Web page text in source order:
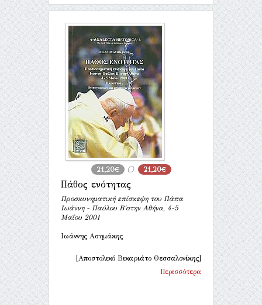
21,20€ 21,20€
Πάθος ενότητας
Προσκυνηματική επίσκεψη του Πάπα
Ιωάννη - Παύλου Β΄στην Αθήνα, 4-5
Μαΐου 2001
Ιωάννης Ασημάκης
[Αποστολικό Βικαριάτο Θεσσαλονίκης]
Περισσότερα